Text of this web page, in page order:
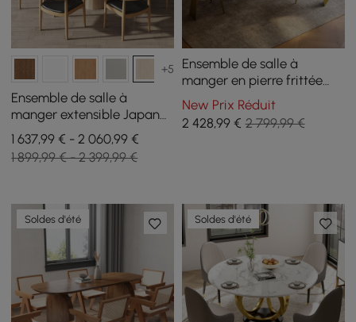
+5
Ensemble de salle à
manger extensible Japandi
de 39 à 55 pouces avec 6
chaises
1 637,99 € - 2 060,99 €
1 899,99 € - 2 399,99 €
Ensemble de salle à
manger en pierre frittée
1810 mm avec 6 chaises
New Prix Réduit
2 428,99€ 2 799,99 €
Soldes d'été Soldes d'été